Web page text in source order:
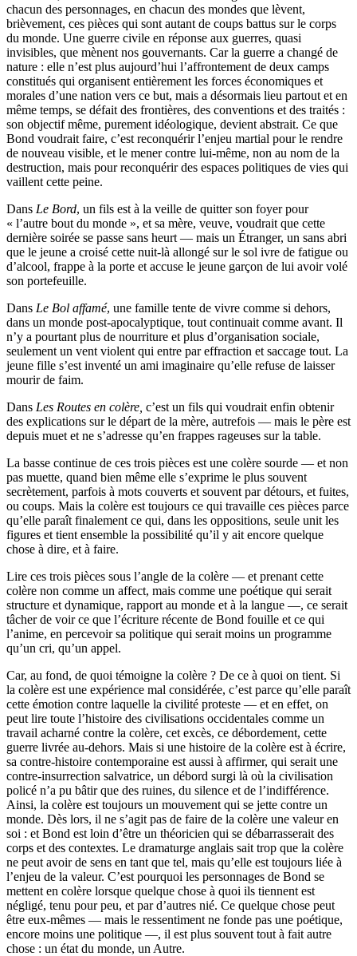
chacun des personnages, en chacun des mondes que lèvent,
brièvement, ces pièces qui sont autant de coups battus sur le corps
du monde. Une guerre civile en réponse aux guerres, quasi
invisibles, que mènent nos gouvernants. Car la guerre a changé de
nature : elle n’est plus aujourd’hui l’affrontement de deux camps
constitués qui organisent entièrement les forces économiques et
morales d’une nation vers ce but, mais a désormais lieu partout et en
même temps, se défait des frontières, des conventions et des traités :
son objectif même, purement idéologique, devient abstrait. Ce que
Bond voudrait faire, c’est reconquérir l’enjeu martial pour le rendre
de nouveau visible, et le mener contre lui-même, non au nom de la
destruction, mais pour reconquérir des espaces politiques de vies qui
vaillent cette peine.
Dans Le Bord, un fils est à la veille de quitter son foyer pour
« l’autre bout du monde », et sa mère, veuve, voudrait que cette
dernière soirée se passe sans heurt — mais un Étranger, un sans abri
que le jeune a croisé cette nuit-là allongé sur le sol ivre de fatigue ou
d’alcool, frappe à la porte et accuse le jeune garçon de lui avoir volé
son portefeuille.
Dans Le Bol affamé, une famille tente de vivre comme si dehors,
dans un monde post-apocalyptique, tout continuait comme avant. Il
n’y a pourtant plus de nourriture et plus d’organisation sociale,
seulement un vent violent qui entre par effraction et saccage tout. La
jeune fille s’est inventé un ami imaginaire qu’elle refuse de laisser
mourir de faim.
Dans Les Routes en colère, c’est un fils qui voudrait enfin obtenir
des explications sur le départ de la mère, autrefois — mais le père est
depuis muet et ne s’adresse qu’en frappes rageuses sur la table.
La basse continue de ces trois pièces est une colère sourde — et non
pas muette, quand bien même elle s’exprime le plus souvent
secrètement, parfois à mots couverts et souvent par détours, et fuites,
ou coups. Mais la colère est toujours ce qui travaille ces pièces parce
qu’elle paraît finalement ce qui, dans les oppositions, seule unit les
figures et tient ensemble la possibilité qu’il y ait encore quelque
chose à dire, et à faire.
Lire ces trois pièces sous l’angle de la colère — et prenant cette
colère non comme un affect, mais comme une poétique qui serait
structure et dynamique, rapport au monde et à la langue —, ce serait
tâcher de voir ce que l’écriture récente de Bond fouille et ce qui
l’anime, en percevoir sa politique qui serait moins un programme
qu’un cri, qu’un appel.
Car, au fond, de quoi témoigne la colère ? De ce à quoi on tient. Si
la colère est une expérience mal considérée, c’est parce qu’elle paraît
cette émotion contre laquelle la civilité proteste — et en effet, on
peut lire toute l’histoire des civilisations occidentales comme un
travail acharné contre la colère, cet excès, ce débordement, cette
guerre livrée au-dehors. Mais si une histoire de la colère est à écrire,
sa contre-histoire contemporaine est aussi à affirmer, qui serait une
contre-insurrection salvatrice, un débord surgi là où la civilisation
policé n’a pu bâtir que des ruines, du silence et de l’indifférence.
Ainsi, la colère est toujours un mouvement qui se jette contre un
monde. Dès lors, il ne s’agit pas de faire de la colère une valeur en
soi : et Bond est loin d’être un théoricien qui se débarrasserait des
corps et des contextes. Le dramaturge anglais sait trop que la colère
ne peut avoir de sens en tant que tel, mais qu’elle est toujours liée à
l’enjeu de la valeur. C’est pourquoi les personnages de Bond se
mettent en colère lorsque quelque chose à quoi ils tiennent est
négligé, tenu pour peu, et par d’autres nié. Ce quelque chose peut
être eux-mêmes — mais le ressentiment ne fonde pas une poétique,
encore moins une politique —, il est plus souvent tout à fait autre
chose : un état du monde, un Autre.